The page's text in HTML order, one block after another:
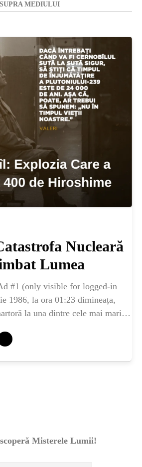
MEDIULUI
Nucleară
Lumea
#1 (only visible for logged-in
1986, la ora 01:23 dimineața,
la una dintre cele mai mari
Misterele Lumii!
SI
STIRI
A